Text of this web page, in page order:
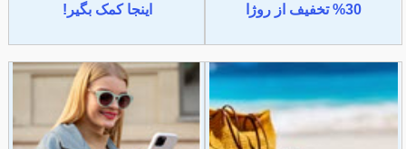
30% تخفیف از روژا
اینجا کمک بگیر!